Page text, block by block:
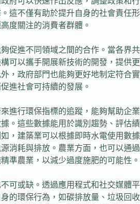
這不僅有助於提升自身的社會責任形
度關注的消費者群體。
促進不同領域之間的合作。當各界共
可以攜手開展新技術的開發，提供更
，政府部門也能夠更好地制定符合實
進社會可持續的發展。
進行環保指標的追蹤，能夠幫助企業
。這些數據能用於識別趨勢、評估績
，建築業可以根據即時水電使用數據
消耗與排放。農業方面，也可以通過
準農業，以減少過度施肥的可能性。
可或缺。透過應用程式和社交媒體平
的環保行為，如碳排放量、垃圾回收